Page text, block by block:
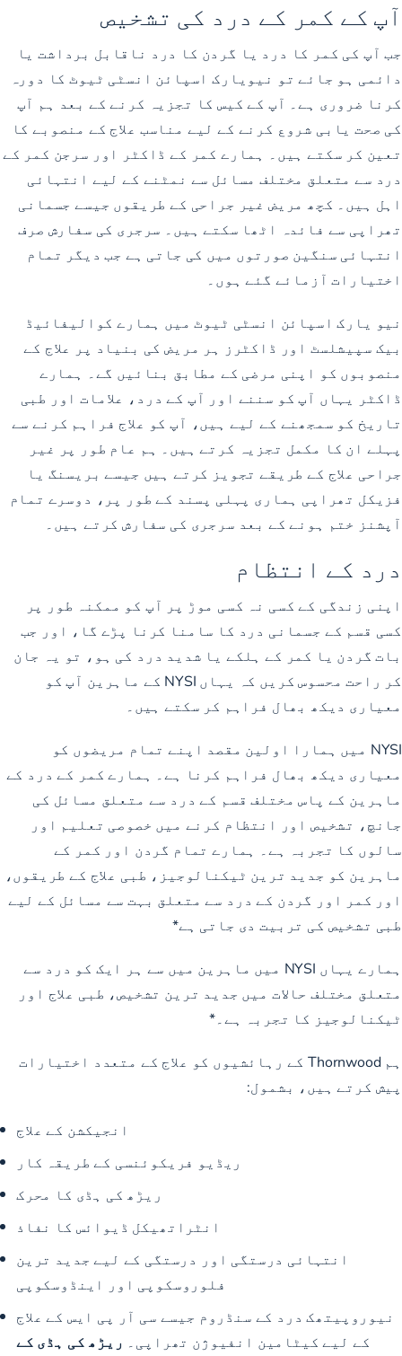
آپ کے کمر کے درد کی تشخیص
جب آپ کی کمر کا درد یا گردن کا درد ناقابل برداشت یا
دائمی ہو جائے تو نیویارک اسپائن انسٹی ٹیوٹ کا دورہ
کرنا ضروری ہے۔ آپ کے کیس کا تجزیہ کرنے کے بعد ہم آپ
کی صحت یابی شروع کرنے کے لیے مناسب علاج کے منصوبے کا
تعین کر سکتے ہیں۔ ہمارے کمر کے ڈاکٹر اور سرجن کمر کے
درد سے متعلق مختلف مسائل سے نمٹنے کے لیے انتہائی
اہل ہیں۔ کچھ مریض غیر جراحی کے طریقوں جیسے جسمانی
تھراپی سے فائدہ اٹھا سکتے ہیں۔ سرجری کی سفارش صرف
انتہائی سنگین صورتوں میں کی جاتی ہے جب دیگر تمام
اختیارات آزمائے گئے ہوں۔
نیو یارک اسپائن انسٹی ٹیوٹ میں ہمارے کوالیفائیڈ
بیک سپیشلسٹ اور ڈاکٹرز ہر مریض کی بنیاد پر علاج کے
منصوبوں کو اپنی مرضی کے مطابق بنائیں گے۔ ہمارے
ڈاکٹر یہاں آپ کو سننے اور آپ کے درد، علامات اور طبی
تاریخ کو سمجھنے کے لیے ہیں، آپ کو علاج فراہم کرنے سے
پہلے ان کا مکمل تجزیہ کرتے ہیں۔ ہم عام طور پر غیر
جراحی علاج کے طریقے تجویز کرتے ہیں جیسے بریسنگ یا
فزیکل تھراپی ہماری پہلی پسند کے طور پر، دوسرے تمام
آپشنز ختم ہونے کے بعد سرجری کی سفارش کرتے ہیں۔
درد کے انتظام
اپنی زندگی کے کسی نہ کسی موڑ پر آپ کو ممکنہ طور پر
کسی قسم کے جسمانی درد کا سامنا کرنا پڑے گا، اور جب
بات گردن یا کمر کے ہلکے یا شدید درد کی ہو، تو یہ جان
کر راحت محسوس کریں کہ یہاں NYSI کے ماہرین آپ کو
معیاری دیکھ بھال فراہم کر سکتے ہیں۔
NYSI میں ہمارا اولین مقصد اپنے تمام مریضوں کو
معیاری دیکھ بھال فراہم کرنا ہے۔ ہمارے کمر کے درد کے
ماہرین کے پاس مختلف قسم کے درد سے متعلق مسائل کی
جانچ، تشخیص اور انتظام کرنے میں خصوصی تعلیم اور
سالوں کا تجربہ ہے۔ ہمارے تمام گردن اور کمر کے
ماہرین کو جدید ترین ٹیکنالوجیز، طبی علاج کے طریقوں،
اور کمر اور گردن کے درد سے متعلق بہت سے مسائل کے لیے
طبی تشخیص کی تربیت دی جاتی ہے*
ہمارے یہاں NYSI میں ماہرین میں سے ہر ایک کو درد سے
متعلق مختلف حالات میں جدید ترین تشخیص، طبی علاج اور
ٹیکنالوجیز کا تجربہ ہے۔*
ہم Thornwood کے رہائشیوں کو علاج کے متعدد اختیارات
پیش کرتے ہیں، بشمول:
انجیکشن کے علاج
ریڈیو فریکوئنسی کے طریقہ کار
ریڑھ کی ہڈی کا محرک
انٹراتھیکل ڈیوائس کا نفاذ
انتہائی درستگی اور درستگی کے لیے جدید ترین
فلوروسکوپی اور اینڈوسکوپی
نیوروپیتھک درد کے سنڈروم جیسے سی آر پی ایس کے علاج
کے لیے کیٹامین انفیوژن تھراپی۔
ریڑھ کی ہڈی کے